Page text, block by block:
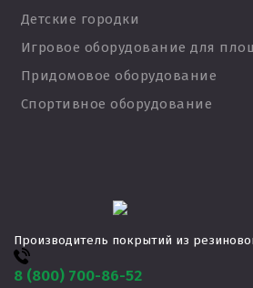
Производитель покрытий из
8 (800) 700-86-52
Детские городки
Игровое оборудование для
Придомовое оборудование
Спортивное оборудование